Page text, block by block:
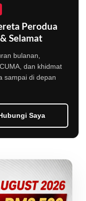
Perodua
Selamat
bulanan,
dan khidmat
sampai di depan
Saya